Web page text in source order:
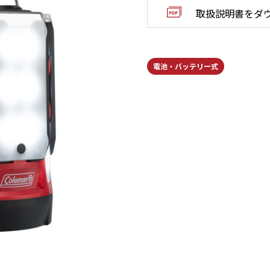
取扱説明書をダ
電池・バッテリー式